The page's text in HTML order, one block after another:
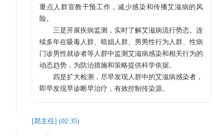
重点人群宣教干预工作，减少感染和传播艾滋病的风
险。
三是开展疾病监测，实时了解艾滋病流行势态。连
续多年在吸毒人群、暗娼人群、男男性行为人群、性病
门诊男性就诊者等人群中监测艾滋病感染和相关行为的
动态趋势，为防治措施和策略提供科学依据。
四是扩大检测，尽早发现人群中的艾滋病感染者，
即早发现早诊断早治疗，有效控制传染源。
[郑主任] (02:35)